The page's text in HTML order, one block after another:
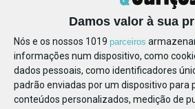
Damos valor à sua
Nós e os nossos 1019 parceiros
informações num dispositivo, como
dados pessoais, como identificadores
padrão enviadas por um dispositivo para
conteúdos personalizados, medição de